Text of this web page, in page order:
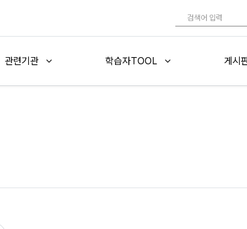
관련기관 학습자TOOL 게시